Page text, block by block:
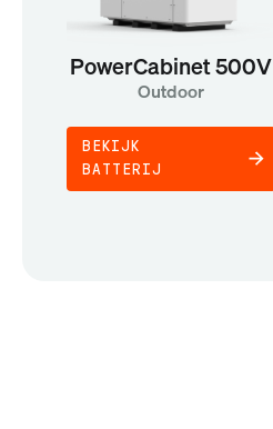
PowerCabinet 500V
Outdoor
BEKIJK
BATTERIJ